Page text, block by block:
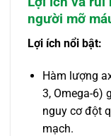
người mỡ
Lợi ích nổi bật:
Hàm lượng
3, Omega-6)
nguy cơ đột
mạch.